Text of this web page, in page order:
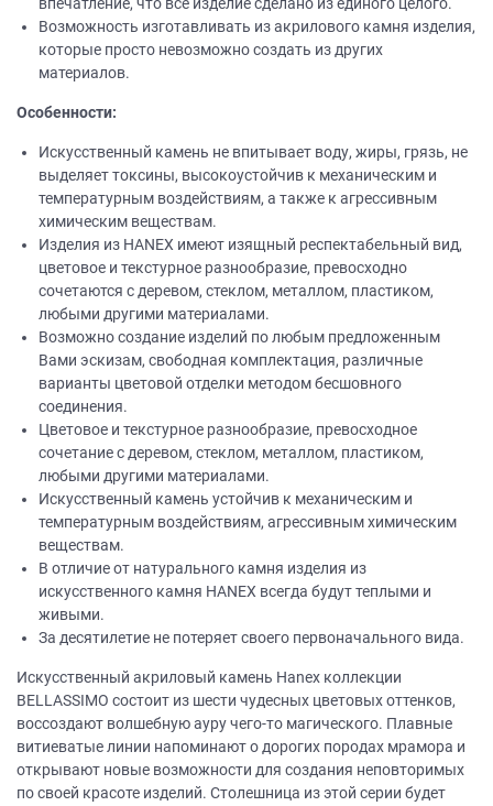
впечатление, что все изделие сделано из единого целого.
Возможность изготавливать из акрилового камня изделия,
которые просто невозможно создать из других
материалов.
Особенности:
Искусственный камень не впитывает воду, жиры, грязь, не
выделяет токсины, высокоустойчив к механическим и
температурным воздействиям, а также к агрессивным
химическим веществам.
Изделия из НANEХ имеют изящный респектабельный вид,
цветовое и текстурное разнообразие, превосходно
сочетаются с деревом, стеклом, металлом, пластиком,
любыми другими материалами.
Возможно создание изделий по любым предложенным
Вами эскизам, свободная комплектация, различные
варианты цветовой отделки методом бесшовного
соединения.
Цветовое и текстурное разнообразие, превосходное
сочетание с деревом, стеклом, металлом, пластиком,
любыми другими материалами.
Искусственный камень устойчив к механическим и
температурным воздействиям, агрессивным химическим
веществам.
В отличие от натурального камня изделия из
искусственного камня НANEХ всегда будут теплыми и
живыми.
За десятилетие не потеряет своего первоначального вида.
Искусственный акриловый камень Hanex коллекции
BELLASSIMO состоит из шести чудесных цветовых оттенков,
воссоздают волшебную ауру чего-то магического. Плавные
витиеватые линии напоминают о дорогих породах мрамора и
открывают новые возможности для создания неповторимых
по своей красоте изделий. Столешница из этой серии будет